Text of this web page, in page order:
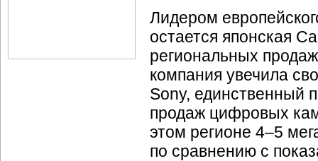
Лидером
остается японская
региональных
компания увечила
Sony, единственный
продаж цифровых
этом регионе 4–5
по сравнению с